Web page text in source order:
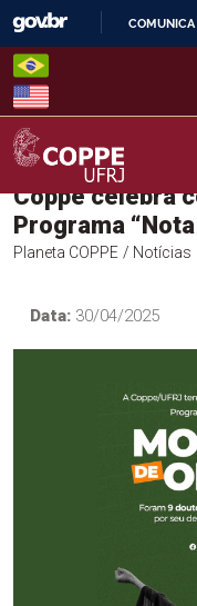
Skip
content
COMUNICA
COPPE – UFRJ
Coppe celebra
Programa
Planeta COPPE / Notícias
Data: 30/04/2025